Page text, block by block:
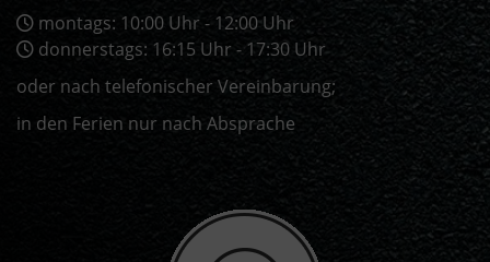
montags: 10:00 Uhr - 12:00 Uhr
donnerstags: 16:15 Uhr - 17:30 Uhr
oder nach telefonischer Vereinbarung;
in den Ferien nur nach Absprache